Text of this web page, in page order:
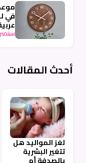
سبتمبر 17, 2024
أحدث المقالات
لغز المواليد هل
تتغير البشرية